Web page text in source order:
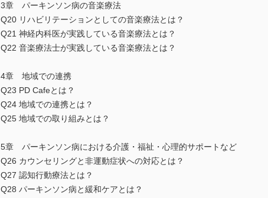
3章 パーキンソン病の音楽療法
Q20 リハビリテーションとしての音楽療法とは？
Q21 神経内科医が実践している音楽療法とは？
Q22 音楽療法士が実践している音楽療法とは？
4章 地域での連携
Q23 PD Cafeとは？
Q24 地域での連携とは？
Q25 地域での取り組みとは？
5章 パーキンソン病における介護・福祉・心理的サポートなど
Q26 カウンセリングと非運動症状への対応とは？
Q27 認知行動療法とは？
Q28 パーキンソン病と緩和ケアとは？